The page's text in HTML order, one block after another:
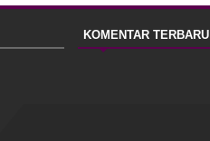
KOMENTAR TERBARU